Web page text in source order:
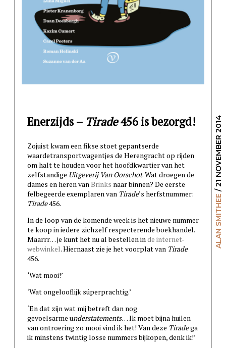
ALAN SMITHEE
/ 21 NOVEMBER 2014
Enerzijds – Tirade456 is bezorgd!
Zojuist kwam een fikse stoet gepantserde
waardetransportwagentjes de Herengracht op rijden
om halt te houden voor het hoofdkwartier van het
zelfstandige Uitgeverij Van Oorschot. Wat droegen de
dames en heren van Brinks naar binnen? De eerste
felbegeerde exemplaren van Tirade’s herfstnummer:
Tirade456.
In de loop van de komende week is het nieuwe nummer
te koop in iedere zichzelf respecterende boekhandel.
Maarrr… je kunt het nu al bestellen in de internet-
webwinkel. Hiernaast zie je het voorplat van Tirade
456.
‘Wat mooi!’
‘Wat ongelooflijk súperprachtig.’
‘En dat zijn wat mij betreft dan nog
gevoelsarme understatements… Ik moet bijna huilen
van ontroering zo mooi vind ik het! Van deze Tiradega
ik minstens twintig losse nummers bijkopen, denk ik!’